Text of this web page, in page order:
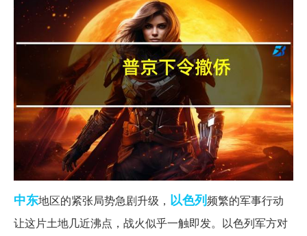
中东地区的紧张局势急剧升级， 以色列频繁的军事行动
让这片土地几近沸点，战火似乎一触即发。以色列军方对